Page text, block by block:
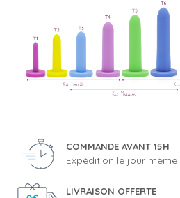
COMMANDE AVANT 15H
Expédition le jour même
LIVRAISON OFFERTE